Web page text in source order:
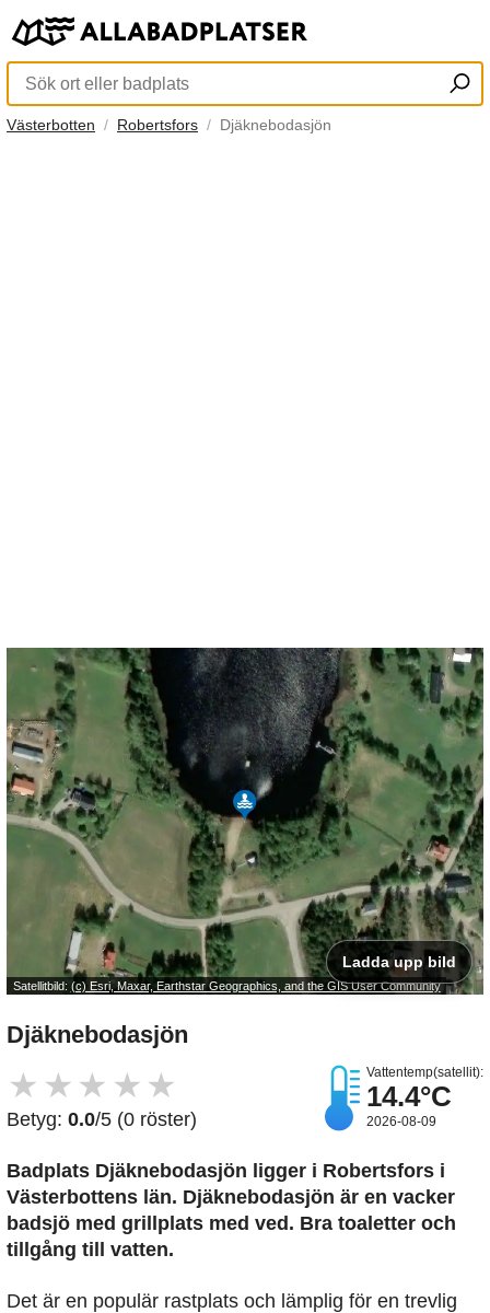
Västerbotten Robertsfors Djäknebodasjön
Satellitbild: (c) Esri, Maxar, Earthstar Geographics, and the GIS User Community
Ladda upp bild
Djäknebodasjön
★ ★ ★ ★ ★
Betyg: 0.0/5 (0 röster)
Vattentemp(satellit):
14.4°C
2026-08-09
Badplats Djäknebodasjön ligger i Robertsfors i
Västerbottens län. Djäknebodasjön är en vacker
badsjö med grillplats med ved. Bra toaletter och
tillgång till vatten.
Det är en populär rastplats och lämplig för en trevlig